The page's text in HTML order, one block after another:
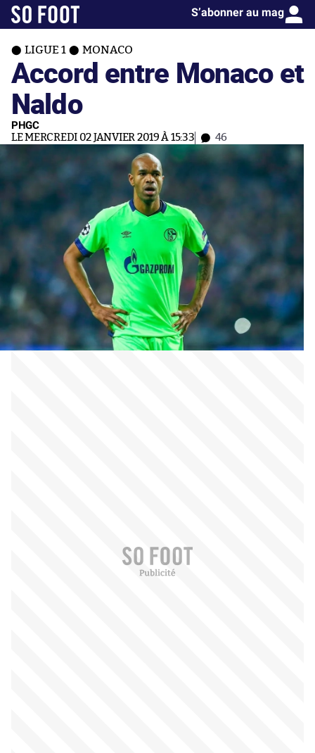
S’abonner au mag
LIGUE 1 MONACO
Accord entre Monaco et
Naldo
PHGC
LE MERCREDI 02 JANVIER 2019 À 15:33 46